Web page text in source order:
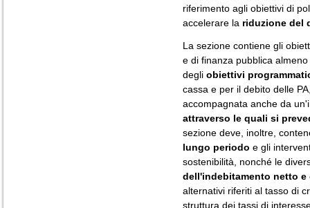
riferimento agli obiettivi di
accelerare la riduzione del
La sezione contiene gli
e di finanza pubblica
degli obiettivi
cassa e per il debito delle
accompagnata anche da
attraverso le quali si
sezione deve, inoltre,
lungo periodo e gli
sostenibilità, nonché le
dell'indebitamento netto e
alternativi riferiti al tasso di
struttura dei tassi di